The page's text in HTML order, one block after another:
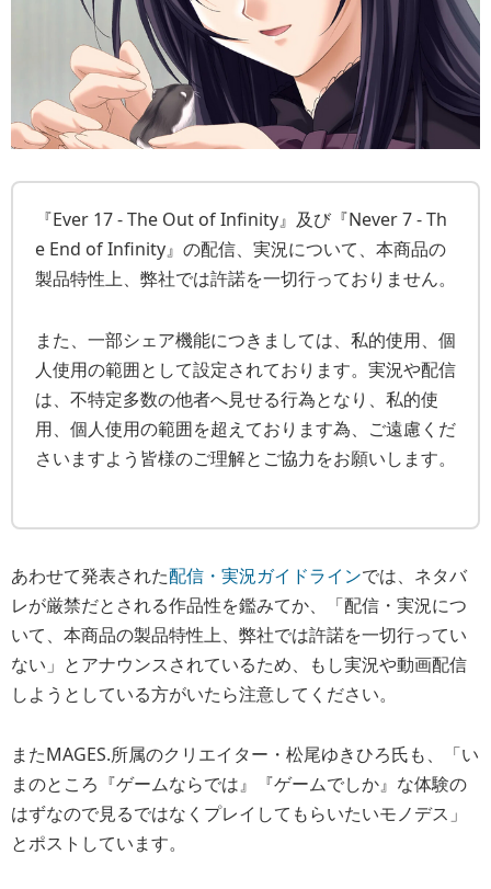
『Ever 17 - The Out of Infinity』及び『Never 7 - Th
e End of Infinity』の配信、実況について、本商品の
製品特性上、弊社では許諾を一切行っておりません。
また、一部シェア機能につきましては、私的使用、個
人使用の範囲として設定されております。実況や配信
は、不特定多数の他者へ見せる行為となり、私的使
用、個人使用の範囲を超えております為、ご遠慮くだ
さいますよう皆様のご理解とご協力をお願いします。
あわせて発表された配信・実況ガイドラインでは、ネタバ
レが厳禁だとされる作品性を鑑みてか、「配信・実況につ
いて、本商品の製品特性上、弊社では許諾を一切行ってい
ない」とアナウンスされているため、もし実況や動画配信
しようとしている方がいたら注意してください。
またMAGES.所属のクリエイター・松尾ゆきひろ氏も、
「い
まのところ『ゲームならでは』『ゲームでしか』な体験の
はずなので見るではなくプレイしてもらいたいモノデス」
とポストしています。